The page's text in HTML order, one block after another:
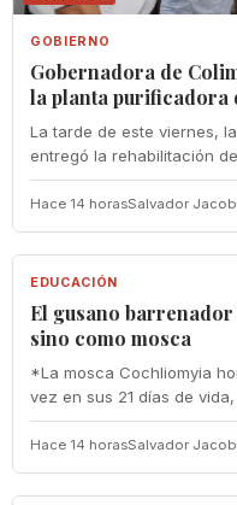
GOBIERNO
Gobernadora de
la planta purificadora
La tarde de este viernes,
entregó la rehabilitación
Hace 14 horasSalvador
EDUCACIÓN
EDUCACIÓN
El gusano
sino como mosca
*La mosca Cochliomyia
vez en sus 21 días de
Hace 14 horasSalvador
DEPORTES